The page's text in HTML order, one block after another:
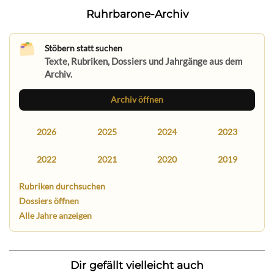
Ruhrbarone-Archiv
Stöbern statt suchen
Texte, Rubriken, Dossiers und Jahrgänge aus dem
Archiv.
Archiv öffnen
2026 2025 2024 2023
2022 2021 2020 2019
Rubriken durchsuchen
Dossiers öffnen
Alle Jahre anzeigen
Dir gefällt vielleicht auch